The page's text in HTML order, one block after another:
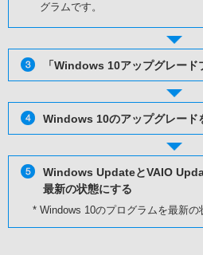
グラムです。
「Windows 10アップグレー
Windows 10のアップグレード
Windows UpdateとVAIO
最新の状態にする
* Windows 10のプログラムを最新の